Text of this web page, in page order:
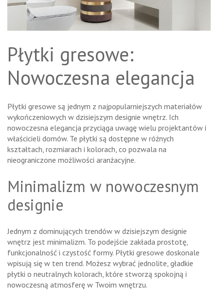
Płytki gresowe:
Nowoczesna elegancja
Płytki gresowe są jednym z najpopularniejszych materiałów
wykończeniowych w dzisiejszym designie wnętrz. Ich
nowoczesna elegancja przyciąga uwagę wielu projektantów i
właścicieli domów. Te płytki są dostępne w różnych
kształtach, rozmiarach i kolorach, co pozwala na
nieograniczone możliwości aranżacyjne.
Minimalizm w nowoczesnym
designie
Jednym z dominujących trendów w dzisiejszym designie
wnętrz jest minimalizm. To podejście zakłada prostotę,
funkcjonalność i czystość formy. Płytki gresowe doskonale
wpisują się w ten trend. Możesz wybrać jednolite, gładkie
płytki o neutralnych kolorach, które stworzą spokojną i
nowoczesną atmosferę w Twoim wnętrzu.